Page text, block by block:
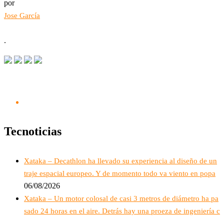
por
Jose García
.
Tecnoticias
Xataka – Decathlon ha llevado su experiencia al diseño de un
traje espacial europeo. Y de momento todo va viento en popa
06/08/2026
Xataka – Un motor colosal de casi 3 metros de diámetro ha pa
sado 24 horas en el aire. Detrás hay una proeza de ingeniería c